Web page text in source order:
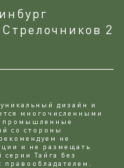
2
дизайн и
многочисленными
промышленные
со стороны
не
и не размещать
Тайга без
правообладателем.